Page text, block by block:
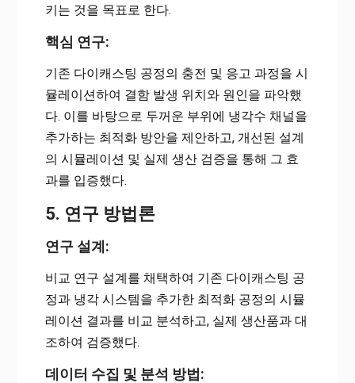
키는 것을 목표로 한다.
핵심 연구:
기존 다이캐스팅 공정의 충전 및 응고 과정을 시
뮬레이션하여 결함 발생 위치와 원인을 파악했
다. 이를 바탕으로 두꺼운 부위에 냉각수 채널을
추가하는 최적화 방안을 제안하고, 개선된 설계
의 시뮬레이션 및 실제 생산 검증을 통해 그 효
과를 입증했다.
5. 연구 방법론
연구 설계:
비교 연구 설계를 채택하여 기존 다이캐스팅 공
정과 냉각 시스템을 추가한 최적화 공정의 시뮬
레이션 결과를 비교 분석하고, 실제 생산품과 대
조하여 검증했다.
데이터 수집 및 분석 방법: